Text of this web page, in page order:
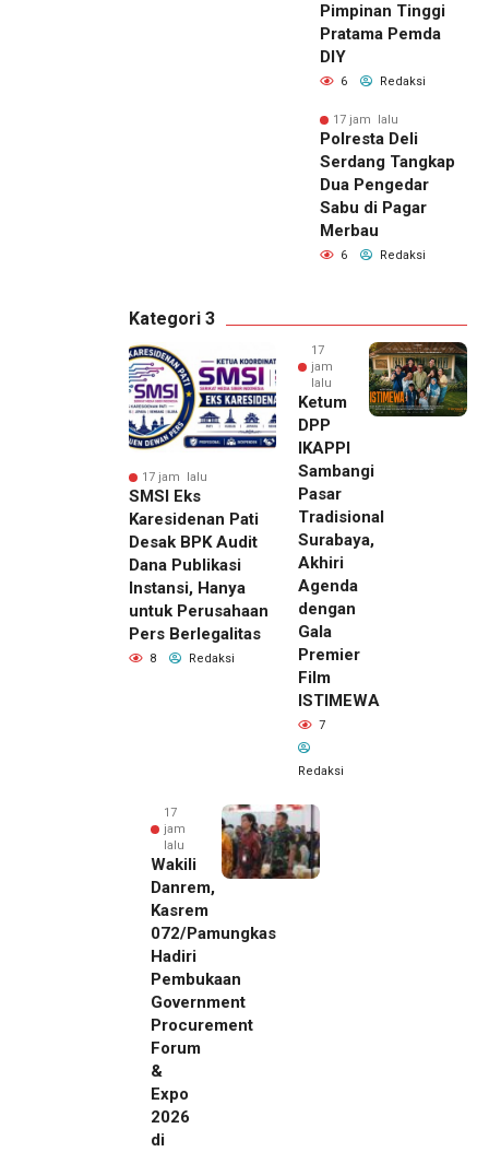
Pimpinan Tinggi
Pratama Pemda
DIY
6 Redaksi
17 jam lalu
Polresta Deli
Serdang Tangkap
Dua Pengedar
Sabu di Pagar
Merbau
6 Redaksi
Kategori 3
17 jam lalu
SMSI Eks
Karesidenan Pati
Desak BPK Audit
Dana Publikasi
Instansi, Hanya
untuk Perusahaan
Pers Berlegalitas
8 Redaksi
17
jam
lalu
Ketum
DPP
IKAPPI
Sambangi
Pasar
Tradisional
Surabaya,
Akhiri
Agenda
dengan
Gala
Premier
Film
ISTIMEWA
7
Redaksi
17
jam
lalu
Wakili
Danrem,
Kasrem
072/Pamungkas
Hadiri
Pembukaan
Government
Procurement
Forum
&
Expo
2026
di